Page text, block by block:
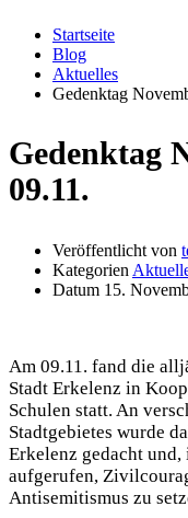
Startseite
Blog
Aktuelles
Gedenktag
Gedenktag
09.11.
Veröffentlicht von
Kategorien
Datum 15.
Am 09.11. fand die
Stadt Erkelenz in
Schulen statt. An
Stadtgebietes wurde
Erkelenz gedacht und,
aufgerufen,
Antisemitismus zu